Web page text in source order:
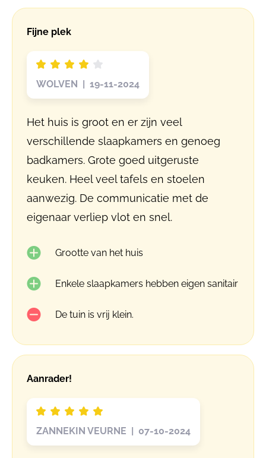
Fijne plek
WOLVEN | 19-11-2024
Het huis is groot en er zijn veel
verschillende slaapkamers en genoeg
badkamers. Grote goed uitgeruste
keuken. Heel veel tafels en stoelen
aanwezig. De communicatie met de
eigenaar verliep vlot en snel.
Grootte van het huis
Enkele slaapkamers hebben eigen sanitair
De tuin is vrij klein.
Aanrader!
ZANNEKIN VEURNE | 07-10-2024